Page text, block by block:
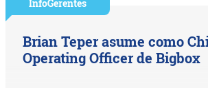
InfoGerentes
Brian Teper asume como
Operating Officer de Bigbox